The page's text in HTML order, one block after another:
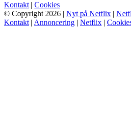
Kontakt | Cookies
© Copyright 2026 | Nyt på Netflix |
Kontakt | Annoncering | Netflix |